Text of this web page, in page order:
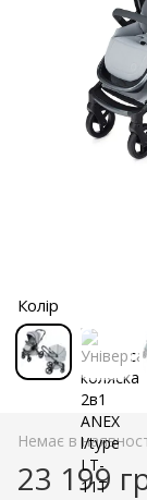
Колір
Немає в
23 199